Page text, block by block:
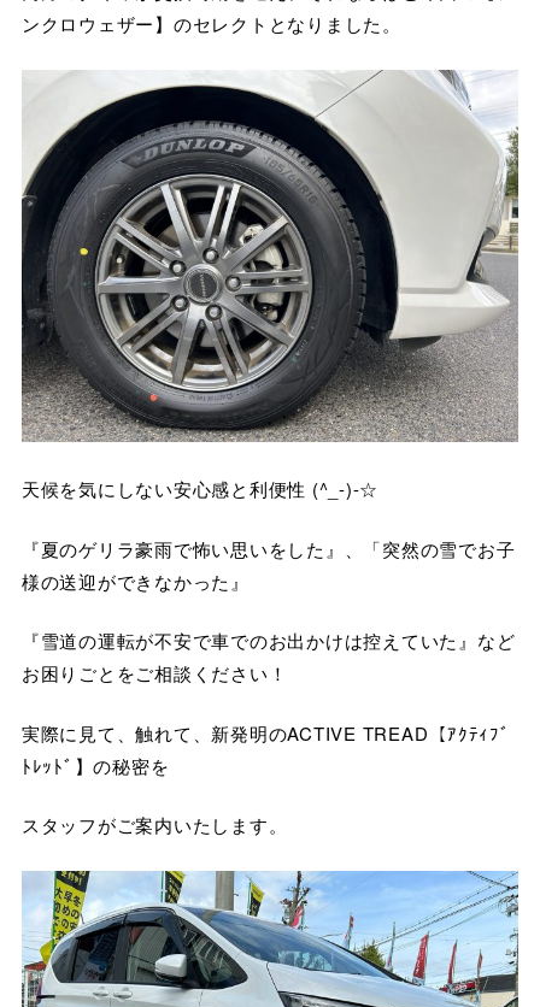
ンクロウェザー】のセレクトとなりました。
天候を気にしない安心感と利便性 (^_-)-☆
『夏のゲリラ豪雨で怖い思いをした』、「突然の雪でお子
様の送迎ができなかった』
『雪道の運転が不安で車でのお出かけは控えていた』など
お困りごとをご相談ください！
実際に見て、触れて、新発明のACTIVE TREAD【ｱｸﾃｨﾌﾞ
ﾄﾚｯﾄﾞ】の秘密を
スタッフがご案内いたします。